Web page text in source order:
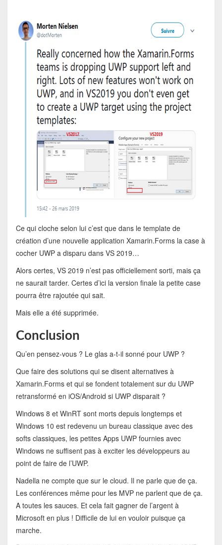
Ce qui cloche selon lui c’est que dans le template de
création d’une nouvelle application Xamarin.Forms la case à
cocher UWP a disparu dans VS 2019…
Alors certes, VS 2019 n’est pas officiellement sorti, mais ça
ne saurait tarder. Certes d’ici la version finale la petite case
pourra être rajoutée qui sait.
Mais elle a été supprimée.
Conclusion
Qu’en pensez-vous ? Le glas a-t-il sonné pour UWP ?
Que faire des solutions qui se disent alternatives à
Xamarin.Forms et qui se fondent totalement sur du UWP
retransformé en iOS/Android si UWP disparait ?
Windows 8 et WinRT sont morts depuis longtemps et
Windows 10 est redevenu un bureau classique avec des
softs classiques, les petites Apps UWP fournies avec
Windows ne suffisent pas à exciter les développeurs au
point de faire de l’UWP.
Nadella ne compte que sur le cloud. Il ne parle que de ça.
Les conférences même pour les MVP ne parlent que de ça.
A toutes les sauces. Et cela fait gagner de l’argent à
Microsoft en plus ! Difficile de lui en vouloir puisque ça
marche.